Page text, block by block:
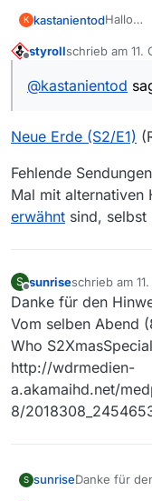
K kastanientodHallo
Neue
Link
styrollschrieb am 11.
zuletzt editiert
@kastanientod
Neue Erde (S2/E1)
Fehlende
Mal mit alternativen
erwähnt sind, selbst
S
Offline
sunriseschrieb am
zuletzt
Danke für den
Vom selben Abend
Who
http://wdrmedien-
a.akamaihd.net/
8/
S sunriseDanke für